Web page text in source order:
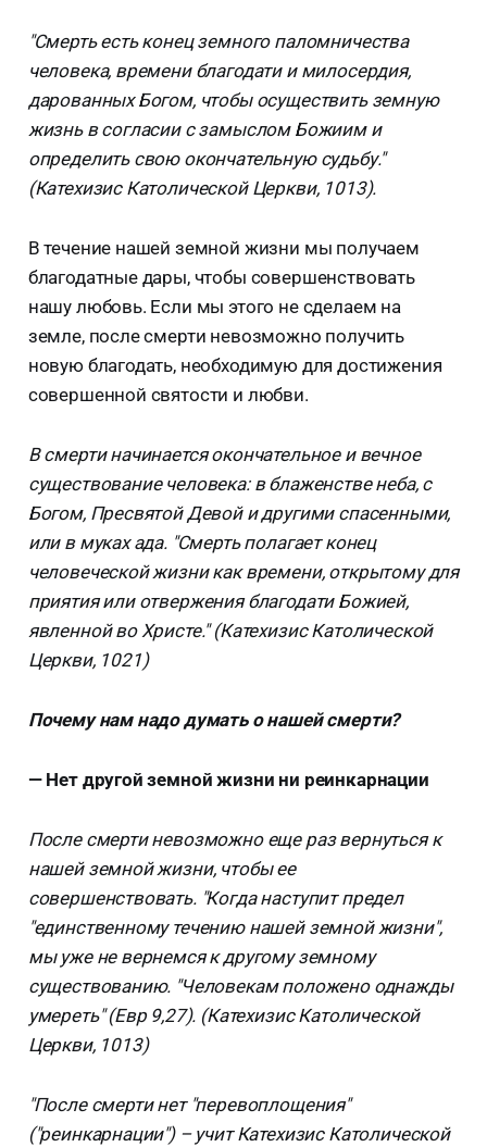
"Смерть есть конец земного паломничества
человека, времени благодати и милосердия,
дарованных Богом, чтобы осуществить земную
жизнь в согласии с замыслом Божиим и
определить свою окончательную судьбу."
(Катехизис Католической Церкви, 1013).
В течение нашей земной жизни мы получаем
благодатные дары, чтобы совершенствовать
нашу любовь. Если мы этого не сделаем на
земле, после смерти невозможно получить
новую благодать, необходимую для достижения
совершенной святости и любви.
В смерти начинается окончательное и вечное
существование человека: в блаженстве неба, с
Богом, Пресвятой Девой и другими спасенными,
или в муках ада. "Смерть полагает конец
человеческой жизни как времени, открытому для
приятия или отвержения благодати Божией,
явленной во Христе." (Катехизис Католической
Церкви, 1021)
Почему нам надо думать о нашей смерти?
— Нет другой земной жизни ни реинкарнации
После смерти невозможно еще раз вернуться к
нашей земной жизни, чтобы ее
совершенствовать. "Когда наступит предел
"единственному течению нашей земной жизни",
мы уже не вернемся к другому земному
существованию. "Человекам положено однажды
умереть" (Евр 9,27). (Катехизис Католической
Церкви, 1013)
"После смерти нет "перевоплощения"
("реинкарнации") – учит Катехизис Католической